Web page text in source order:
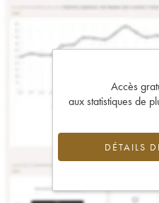
Accès
aux statistiques de
DÉTAILS